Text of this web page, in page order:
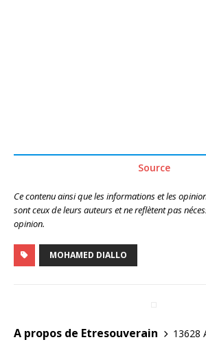
Source
Ce contenu ainsi que les informations et les
sont ceux de leurs auteurs et ne reflètent pas
opinion.
MOHAMED DIALLO
A propos de Etresouverain
13628